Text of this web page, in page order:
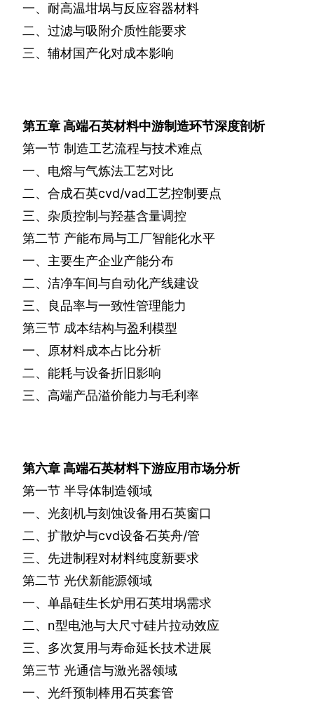
一、耐高温坩埚与反应容器材料
二、过滤与吸附介质性能要求
三、辅材国产化对成本影响
第五章高端石英材料中游制造环节深度剖析
第一节 制造工艺流程与技术难点
一、电熔与气炼法工艺对比
二、合成石英cvd/vad工艺控制要点
三、杂质控制与羟基含量调控
第二节 产能布局与工厂智能化水平
一、主要生产企业产能分布
二、洁净车间与自动化产线建设
三、良品率与一致性管理能力
第三节 成本结构与盈利模型
一、原材料成本占比分析
二、能耗与设备折旧影响
三、高端产品溢价能力与毛利率
第六章高端石英材料下游应用市场分析
第一节 半导体制造领域
一、光刻机与刻蚀设备用石英窗口
二、扩散炉与cvd设备石英舟/管
三、先进制程对材料纯度新要求
第二节 光伏新能源领域
一、单晶硅生长炉用石英坩埚需求
二、 n型电池与大尺寸硅片拉动效应
三、多次复用与寿命延长技术进展
第三节 光通信与激光器领域
一、光纤预制棒用石英套管